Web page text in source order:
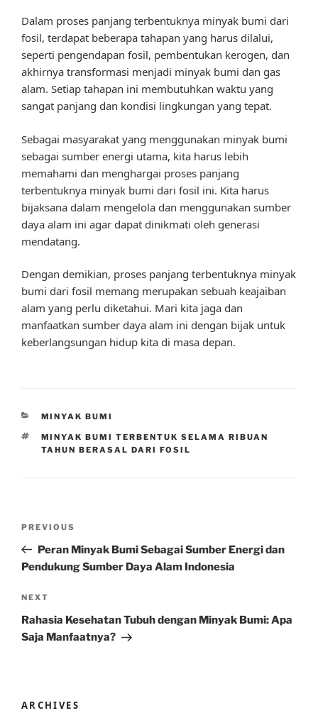
Dalam proses panjang terbentuknya minyak bumi dari
fosil, terdapat beberapa tahapan yang harus dilalui,
seperti pengendapan fosil, pembentukan kerogen, dan
akhirnya transformasi menjadi minyak bumi dan gas
alam. Setiap tahapan ini membutuhkan waktu yang
sangat panjang dan kondisi lingkungan yang tepat.
Sebagai masyarakat yang menggunakan minyak bumi
sebagai sumber energi utama, kita harus lebih
memahami dan menghargai proses panjang
terbentuknya minyak bumi dari fosil ini. Kita harus
bijaksana dalam mengelola dan menggunakan sumber
daya alam ini agar dapat dinikmati oleh generasi
mendatang.
Dengan demikian, proses panjang terbentuknya minyak
bumi dari fosil memang merupakan sebuah keajaiban
alam yang perlu diketahui. Mari kita jaga dan
manfaatkan sumber daya alam ini dengan bijak untuk
keberlangsungan hidup kita di masa depan.
CATEGORIES
MINYAK BUMI
TAGS
MINYAK BUMI TERBENTUK SELAMA RIBUAN
TAHUN BERASAL DARI FOSIL
Previous
Post
PREVIOUS
Peran Minyak Bumi Sebagai Sumber Energi dan
Pendukung Sumber Daya Alam Indonesia
Next
Post
NEXT
Rahasia Kesehatan Tubuh dengan Minyak Bumi: Apa
Saja Manfaatnya?
ARCHIVES